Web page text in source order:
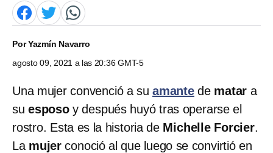
PorYazmín Navarro
agosto 09, 2021 a las 20:36 GMT-5
Una mujer convenció a su amantede matar a
su esposoy después huyó tras operarse el
rostro. Esta es la historia de Michelle Forcier.
La mujer conoció al que luego se convirtió en